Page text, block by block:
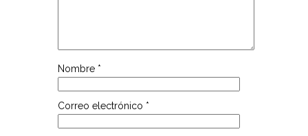
Nombre *
Correo electrónico *